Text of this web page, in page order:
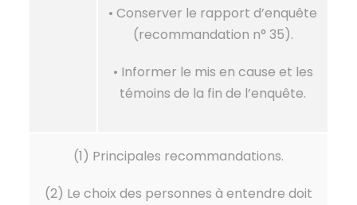
• Conserver le rapport d’enquête
(recommandation n° 35).
• Informer le mis en cause et les
témoins de la fin de l’enquête.
(1) Principales recommandations.
(2) Le choix des personnes à entendre doit